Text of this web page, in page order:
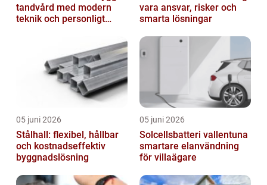
tandvård med modern
teknik och personligt
vara ansvar, risker och
smarta lösningar
05 juni 2026
Stålhall: flexibel, hållbar
och kostnadseffektiv
byggnadslösning
05 juni 2026
Solcellsbatteri vallentuna
smartare elanvändning
för villaägare